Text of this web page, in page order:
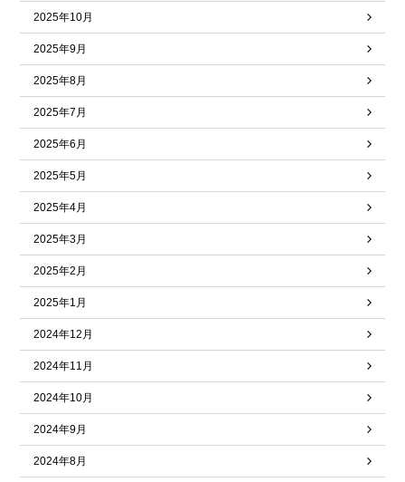
2025年10月
2025年9月
2025年8月
2025年7月
2025年6月
2025年5月
2025年4月
2025年3月
2025年2月
2025年1月
2024年12月
2024年11月
2024年10月
2024年9月
2024年8月